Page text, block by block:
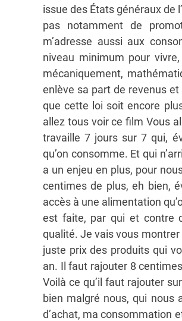
issue des États généraux de
pas notamment de
m’adresse aussi aux
niveau minimum pour
mécaniquement,
enlève sa part de revenus
que cette loi soit encore
allez tous voir ce film Vous
travaille 7 jours sur 7 qui,
qu’on consomme. Et qui
a un enjeu en plus, pour
centimes de plus, eh bien,
accès à une alimentation
est faite, par qui et contre
qualité. Je vais vous
juste prix des produits qui
an. Il faut rajouter 8
Voilà ce qu’il faut rajouter
bien malgré nous, qui nous
d’achat, ma consommation